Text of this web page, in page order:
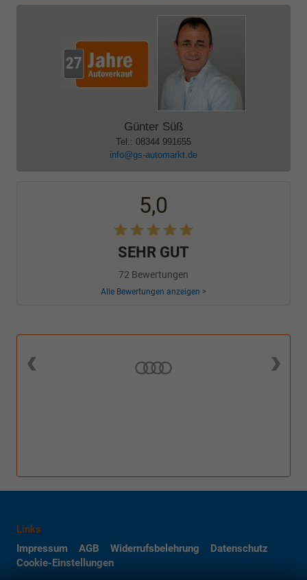
Günter Süß
Tel.: 08344 991655
info@gs-automarkt.de
5,0
SEHR GUT
72 Bewertungen
Alle Bewertungen anzeigen >
Links
Impressum
AGB Widerrufsbelehrung
Datenschutz
Cookie-Einstellungen